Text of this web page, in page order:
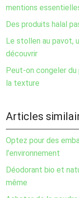
mentions
Des produits halal
Le stollen au pavot,
découvrir
Peut-on congeler du
la texture
Articles
Optez pour des
l’environnement
Déodorant bio et
même